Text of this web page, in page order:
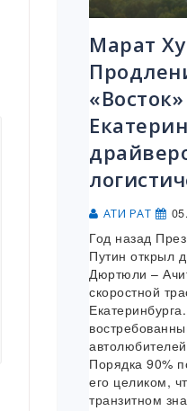
Марат
АТИ РАТ
Год назад
Путин открыл
Дюртюли –
скоростной
Порядка 90%
его целиком,
транзитном